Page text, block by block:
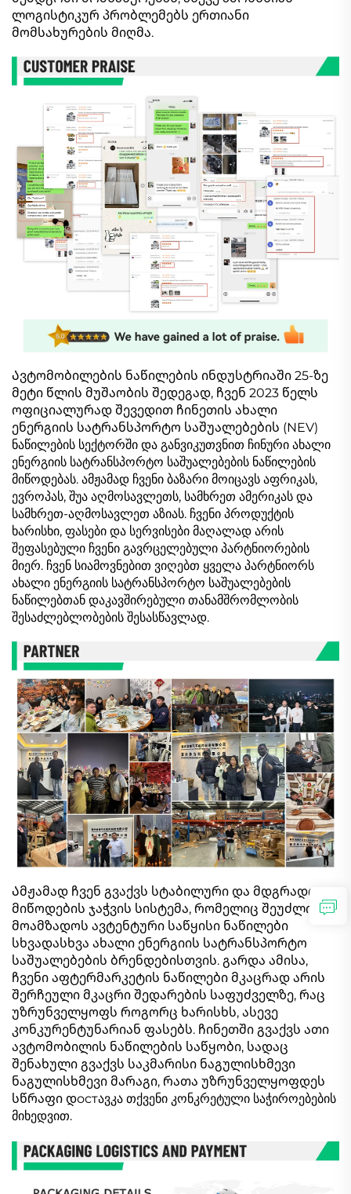
ლოგისტიკურ პრობლემებს ერთიანი
მომსახურების მიღმა.
Ავტომობილების ნაწილების ინდუსტრიაში 25-ზე
მეტი წლის მუშაობის შედეგად, ჩვენ 2023 წელს
ოფიციალურად შევედით ჩინეთის ახალი
ენერგიის სატრანსპორტო საშუალებების (NEV)
ნაწილების სექტორში და განვიკუთვნით ჩინური ახალი
ენერგიის სატრანსპორტო საშუალებების ნაწილების
მიწოდებას. ამჟამად ჩვენი ბაზარი მოიცავს აფრიკას,
ევროპას, შუა აღმოსავლეთს, სამხრეთ ამერიკას და
სამხრეთ-აღმოსავლეთ აზიას. ჩვენი პროდუქტის
ხარისხი, ფასები და სერვისები მაღალად არის
შეფასებული ჩვენი გავრცელებული პარტნიორების
მიერ. ჩვენ სიამოვნებით ვიღებთ ყველა პარტნიორს
ახალი ენერგიის სატრანსპორტო საშუალებების
ნაწილებთან დაკავშირებული თანამშრომლობის
შესაძლებლობების შესასწავლად.
Ამჟამად ჩვენ გვაქვს სტაბილური და მდგრადი
მიწოდების ჯაჭვის სისტემა, რომელიც შეუძლია
მოამზადოს ავტენტური საწყისი ნაწილები
სხვადასხვა ახალი ენერგიის სატრანსპორტო
საშუალებების ბრენდებისთვის. გარდა ამისა,
ჩვენი აფტერმარკეტის ნაწილები მკაცრად არის
შერჩეული მკაცრი შედარების საფუძველზე, რაც
უზრუნველყოფს როგორც ხარისხს, ასევე
კონკურენტუნარიან ფასებს. ჩინეთში გვაქვს ათი
ავტომობილის ნაწილების საწყობი, სადაც
შენახული გვაქვს საკმარისი ნაგულისხმევი
ნაგულისხმევი მარაგი, რათა უზრუნველყოფდეს
სწრაფი დостავკა თქვენი კონკრეტული საჭიროებების
მიხედვით.